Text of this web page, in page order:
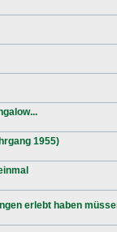
1955)
erlebt haben